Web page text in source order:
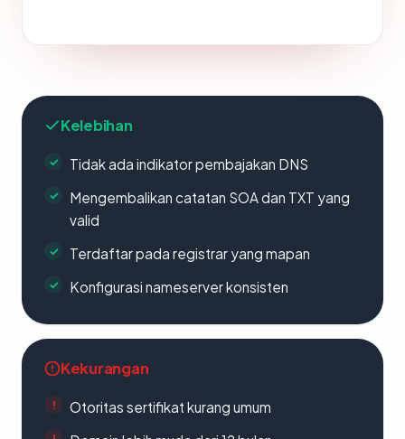
Kelebihan
Tidak ada indikator pembajakan DNS
Mengembalikan catatan SOA dan TXT yang
valid
Terdaftar pada registrar yang mapan
Konfigurasi nameserver konsisten
Kekurangan
Otoritas sertifikat kurang umum